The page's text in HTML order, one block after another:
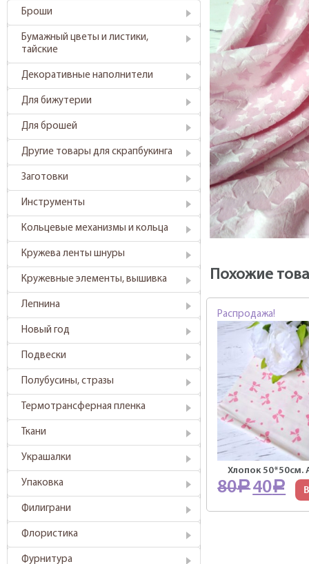
Броши
Бумажный цветы и листики,
тайские
Декоративные наполнители
Для бижутерии
Для брошей
Другие товары для скрапбукинга
Заготовки
Инструменты
Кольцевые механизмы и кольца
Кружева ленты шнуры
Кружевные элементы, вышивка
Лепнина
Новый год
Подвески
Полубусины, стразы
Термотрансферная пленка
Ткани
Украшалки
Упаковка
Филиграни
Флористика
Фурнитура
Похожие
Распродажа!
Хлопок 50*50см.
80Р 40Р